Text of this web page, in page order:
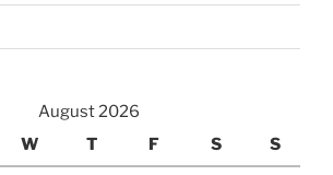
August 2026
W T F S S